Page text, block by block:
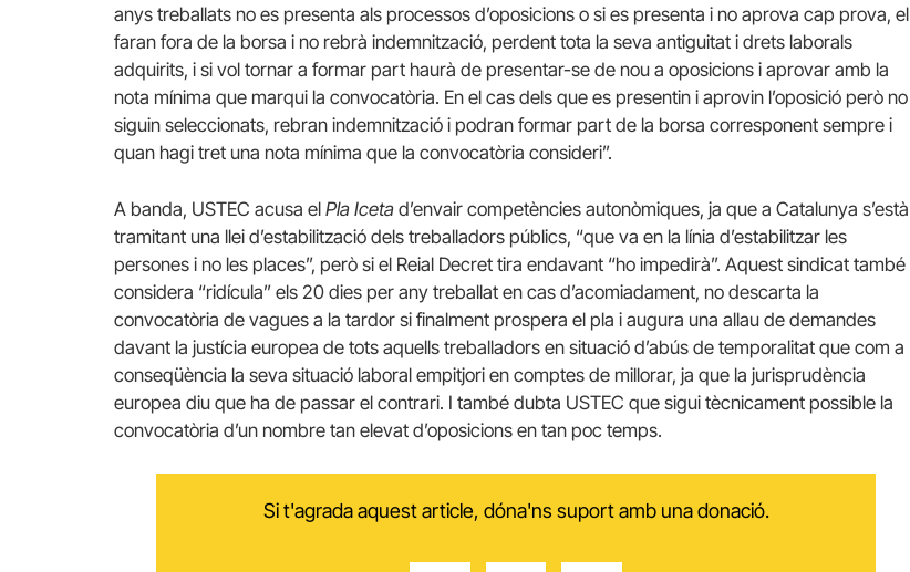
anys treballats no es presenta als processos d’oposicions o si es presenta i no aprova cap prova, el
faran fora de la borsa i no rebrà indemnització, perdent tota la seva antiguitat i drets laborals
adquirits, i si vol tornar a formar part haurà de presentar-se de nou a oposicions i aprovar amb la
nota mínima que marqui la convocatòria. En el cas dels que es presentin i aprovin l’oposició però no
siguin seleccionats, rebran indemnització i podran formar part de la borsa corresponent sempre i
quan hagi tret una nota mínima que la convocatòria consideri”.
A banda, USTEC acusa el Pla Iceta d’envair competències autonòmiques, ja que a Catalunya s’està
tramitant una llei d’estabilització dels treballadors públics, “que va en la línia d’estabilitzar les
persones i no les places”, però si el Reial Decret tira endavant “ho impedirà”. Aquest sindicat també
considera “ridícula” els 20 dies per any treballat en cas d’acomiadament, no descarta la
convocatòria de vagues a la tardor si finalment prospera el pla i augura una allau de demandes
davant la justícia europea de tots aquells treballadors en situació d’abús de temporalitat que com a
conseqüència la seva situació laboral empitjori en comptes de millorar, ja que la jurisprudència
europea diu que ha de passar el contrari. I també dubta USTEC que sigui tècnicament possible la
convocatòria d’un nombre tan elevat d’oposicions en tan poc temps.
Si t'agrada aquest article, dóna'ns suport amb una donació.